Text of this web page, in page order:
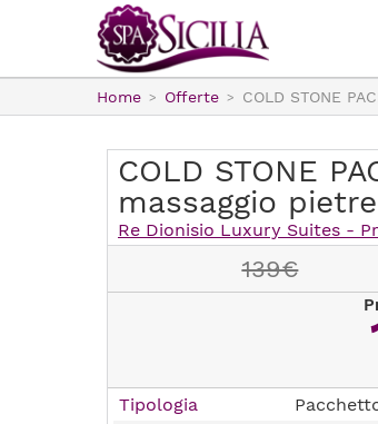
Home Offerte COLD STONE
COLD STONE
massaggio
Re Dionisio Luxury Suites -
139€
Tipologia